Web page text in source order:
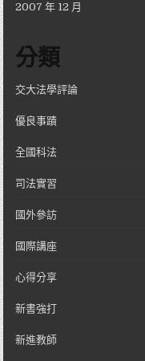
2007 年 12 月
分類
交大法學評論
優良事蹟
全國科法
司法實習
國外參訪
國際講座
心得分享
新書強打
新進教師